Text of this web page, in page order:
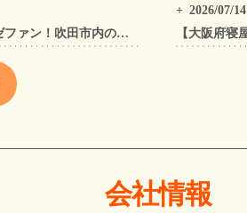
吹田市の屋根工事・外壁工事・外装リフォームはゼファン！吹田市内の工事事例もご紹介
2026/07/14
会社情報